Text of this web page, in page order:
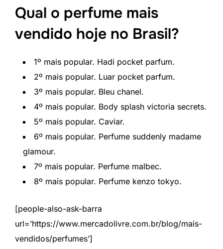
Qual o perfume mais
vendido hoje no Brasil?
1º mais popular. Hadi pocket parfum.
2º mais popular. Luar pocket parfum.
3º mais popular. Bleu chanel.
4º mais popular. Body splash victoria secrets.
5º mais popular. Caviar.
6º mais popular. Perfume suddenly madame
glamour.
7º mais popular. Perfume malbec.
8º mais popular. Perfume kenzo tokyo.
[people-also-ask-barra
url=’https://www.mercadolivre.com.br/blog/mais-
vendidos/perfumes’]